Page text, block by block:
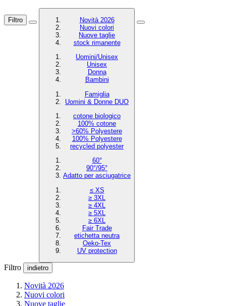
Filtro
Novità 2026
Nuovi colori
Nuove taglie
stock rimanente
Uomini/Unisex
Unisex
Donna
Bambini
Famiglia
Uomini & Donne DUO
cotone biologico
100% cotone
>60% Polyestere
100% Polyestere
recycled polyester
60°
90°/95°
Adatto per asciugatrice
≤ XS
≥ 3XL
≥ 4XL
≥ 5XL
≥ 6XL
Fair Trade
etichetta neutra
Oeko-Tex
UV protection
Filtro indietro
Novità 2026
Nuovi colori
Nuove taglie